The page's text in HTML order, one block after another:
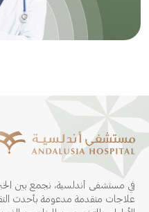
في مستشفى أندلسية، نجمع بين
علاجات متقدمة مدعومة بأحدث